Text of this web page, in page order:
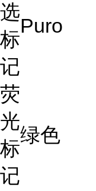
选
标
记
Puro
荧
光
标
记
绿色